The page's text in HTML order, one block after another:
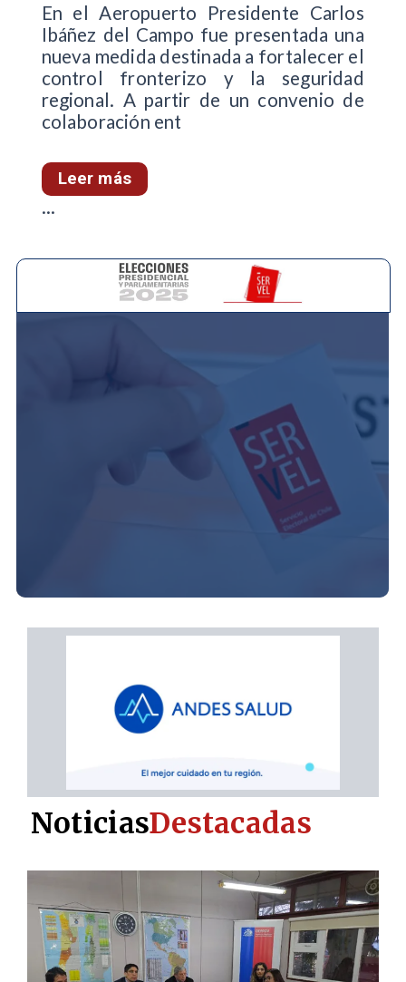
En el Aeropuerto Presidente Carlos
Ibáñez del Campo fue presentada una
nueva medida destinada a fortalecer el
control fronterizo y la seguridad
regional. A partir de un convenio de
colaboración ent
Leer más
...
NoticiasDestacadas